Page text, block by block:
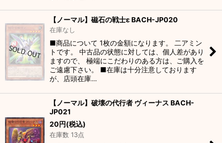
【ノーマル】磁石の戦士ε BACH-JP020
在庫なし
■商品について 1枚の金額になります。 二アミン
トです。 中古品の状態に対しては、個人差があり
ますので、 極端にこだわりのある方は、ご購入を
ご遠慮下さい。 ■在庫は十分注意しております
が、店頭在庫…
【ノーマル】破壊の代行者 ヴィーナス BACH-
JP021
20円(税込)
在庫数 13点